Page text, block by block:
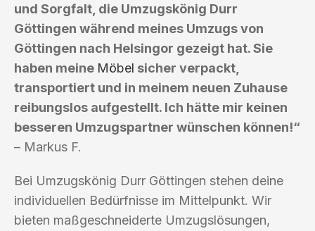
und Sorgfalt, die Umzugskönig Durr
Göttingen während meines Umzugs von
Göttingen nach Helsingor gezeigt hat. Sie
haben meine Möbel sicher verpackt,
transportiert und in meinem neuen Zuhause
reibungslos aufgestellt. Ich hätte mir keinen
besseren Umzugspartner wünschen können!“
– Markus F.
Bei Umzugskönig Durr Göttingen stehen deine
individuellen Bedürfnisse im Mittelpunkt. Wir
bieten maßgeschneiderte Umzugslösungen,